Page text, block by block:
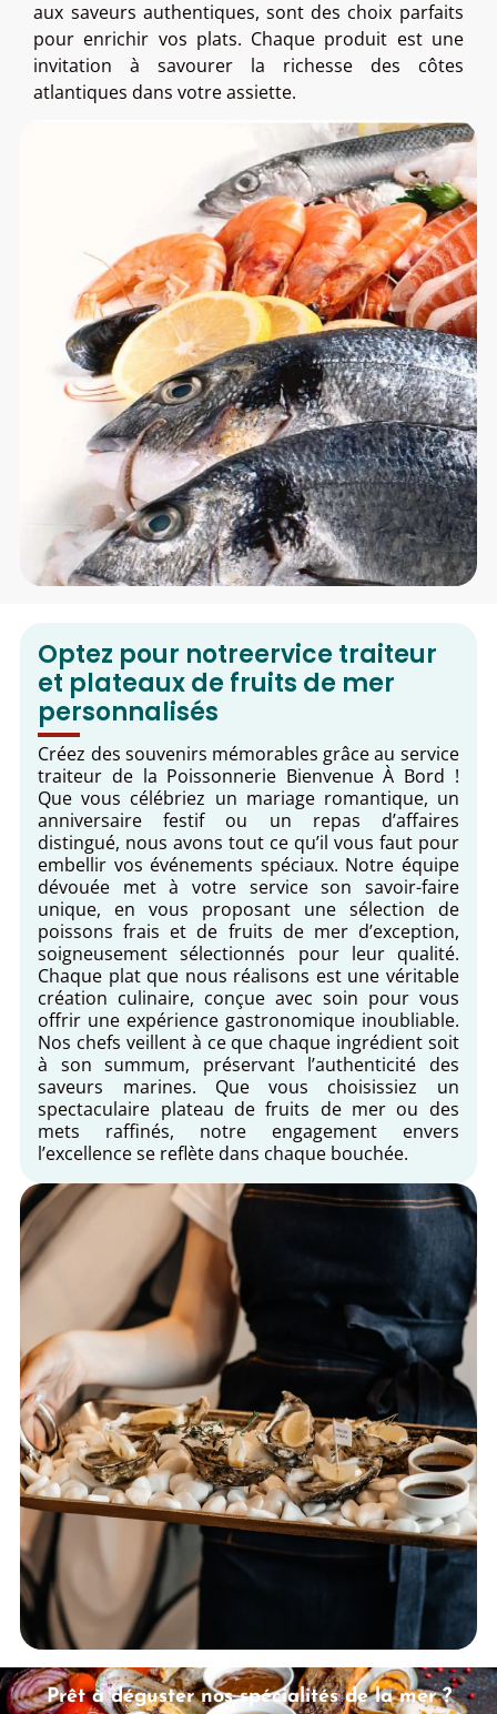
aux saveurs authentiques, sont des choix parfaits
pour enrichir vos plats. Chaque produit est une
invitation à savourer la richesse des côtes
atlantiques dans votre assiette.
Optez pour notreervice traiteur
et plateaux de fruits de mer
personnalisés
Créez des souvenirs mémorables grâce au service
traiteur de la Poissonnerie Bienvenue À Bord !
Que vous célébriez un mariage romantique, un
anniversaire festif ou un repas d’affaires
distingué, nous avons tout ce qu’il vous faut pour
embellir vos événements spéciaux. Notre équipe
dévouée met à votre service son savoir-faire
unique, en vous proposant une sélection de
poissons frais et de fruits de mer d’exception,
soigneusement sélectionnés pour leur qualité.
Chaque plat que nous réalisons est une véritable
création culinaire, conçue avec soin pour vous
offrir une expérience gastronomique inoubliable.
Nos chefs veillent à ce que chaque ingrédient soit
à son summum, préservant l’authenticité des
saveurs marines. Que vous choisissiez un
spectaculaire plateau de fruits de mer ou des
mets raffinés, notre engagement envers
l’excellence se reflète dans chaque bouchée.
Prêt à déguster nos spécialités de la mer ?